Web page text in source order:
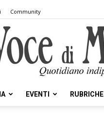
Community
EVENTI RUBRICHE